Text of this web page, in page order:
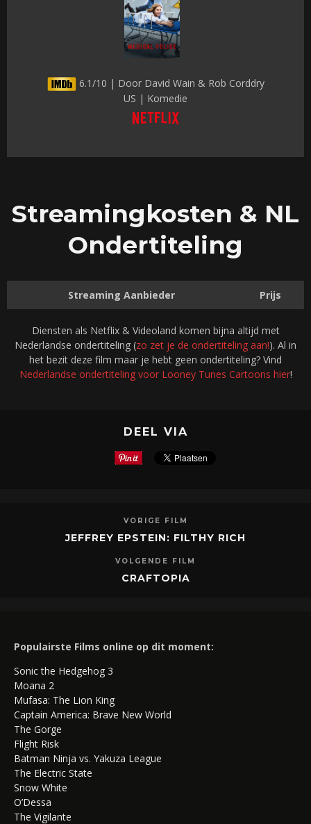
6.1/10 | Door David Wain & Rob Corddry
US | Komedie
Streamingkosten & NL
Ondertiteling
Streaming Aanbieder Prijs
Diensten als Netflix & Videoland komen bijna altijd met
Nederlandse ondertiteling (zo zet je de ondertiteling aan!). Al in
het bezit deze film maar je hebt geen ondertiteling? Vind
Nederlandse ondertiteling voor Looney Tunes Cartoons hier!
DEEL VIA
VORIGE FILM
JEFFREY EPSTEIN: FILTHY RICH
VOLGENDE FILM
CRAFTOPIA
Populairste Films online op dit moment:
Sonic the Hedgehog 3
Moana 2
Mufasa: The Lion King
Captain America: Brave New World
The Gorge
Flight Risk
Batman Ninja vs. Yakuza League
The Electric State
Snow White
O’Dessa
The Vigilante